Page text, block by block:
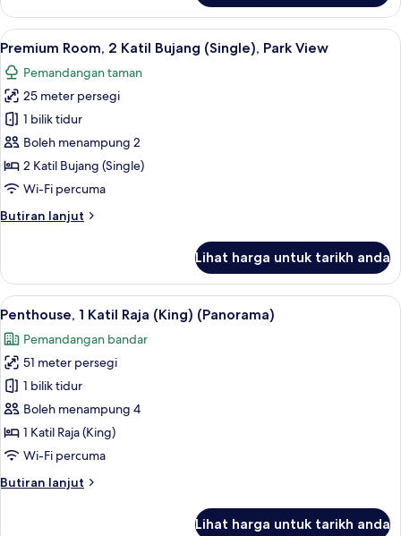
Room,
Katil
(Single)
(Panorama)
Lihat
semua
foto
untuk
Premium
Room,
2
Katil
(Single),
Peralatan tempat tidur premium, peti
12
Premium Room, 2 Katil Bujang (Single), Park View
Pemandangan taman
25 meter persegi
1 bilik tidur
Boleh menampung 2
2 Katil Bujang (Single)
Wi-Fi percuma
Butiran lanjut
Butiran
Room,
Katil
(Single),
Park
View
Lihat harga untuk tarikh anda
Lihat
semua
foto
untuk
Penthouse,
1
Katil
Raja
(Panorama)
Penthouse, 1 Katil Raja (King)
9
Penthouse, 1 Katil Raja (King) (Panorama)
Pemandangan bandar
51 meter persegi
1 bilik tidur
Boleh menampung 4
1 Katil Raja (King)
Wi-Fi percuma
Butiran lanjut
Butiran
Lihat harga untuk tarikh anda